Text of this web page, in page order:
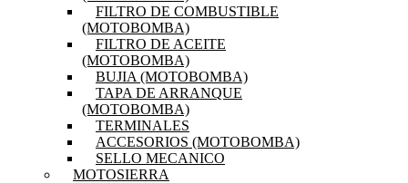
FILTRO DE COMBUSTIBLE
(MOTOBOMBA)
FILTRO DE ACEITE
(MOTOBOMBA)
BUJIA (MOTOBOMBA)
TAPA DE ARRANQUE
(MOTOBOMBA)
TERMINALES
ACCESORIOS (MOTOBOMBA)
SELLO MECANICO
MOTOSIERRA